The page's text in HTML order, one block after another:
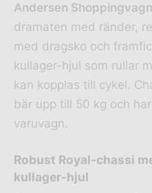
Andersen
dramaten med ränder,
med dragsko och
kullager-hjul som rullar
kan kopplas till cykel.
bär upp till 50 kg och
varuvagn.
Robust Royal-chassi
kullager-hjul